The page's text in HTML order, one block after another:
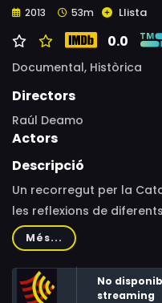
2013 53m Llista
0.0
Documental, Històrica
Directors
Raúl Deamo
Actors
Descripció
Un recorregut per la
les reflexions de
vi. Història, territori,
consum de próximidad...
documental i el
redescobrir una
Més...
No
streaming